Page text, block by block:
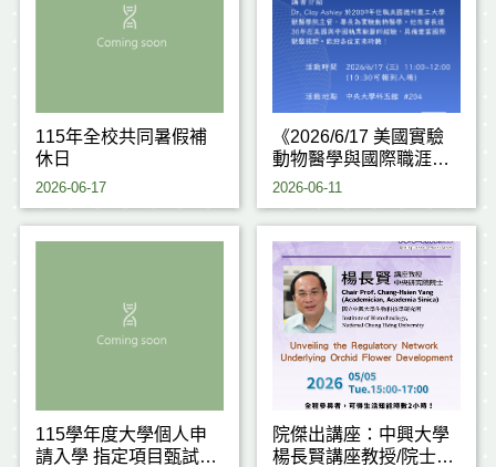
115年全校共同暑假補
休日
2026-06-17
《2026/6/17 美國實驗
動物醫學與國際職涯分
享》
2026-06-11
115學年度大學個人申
請入學 指定項目甄試注
院傑出講座：中興大學
楊長賢講座教授/院士